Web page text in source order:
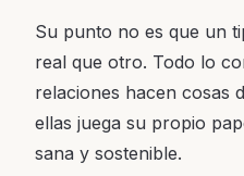
Su punto no es que un
real que otro. Todo lo
relaciones hacen cosas
ellas juega su propio
sana y sostenible.